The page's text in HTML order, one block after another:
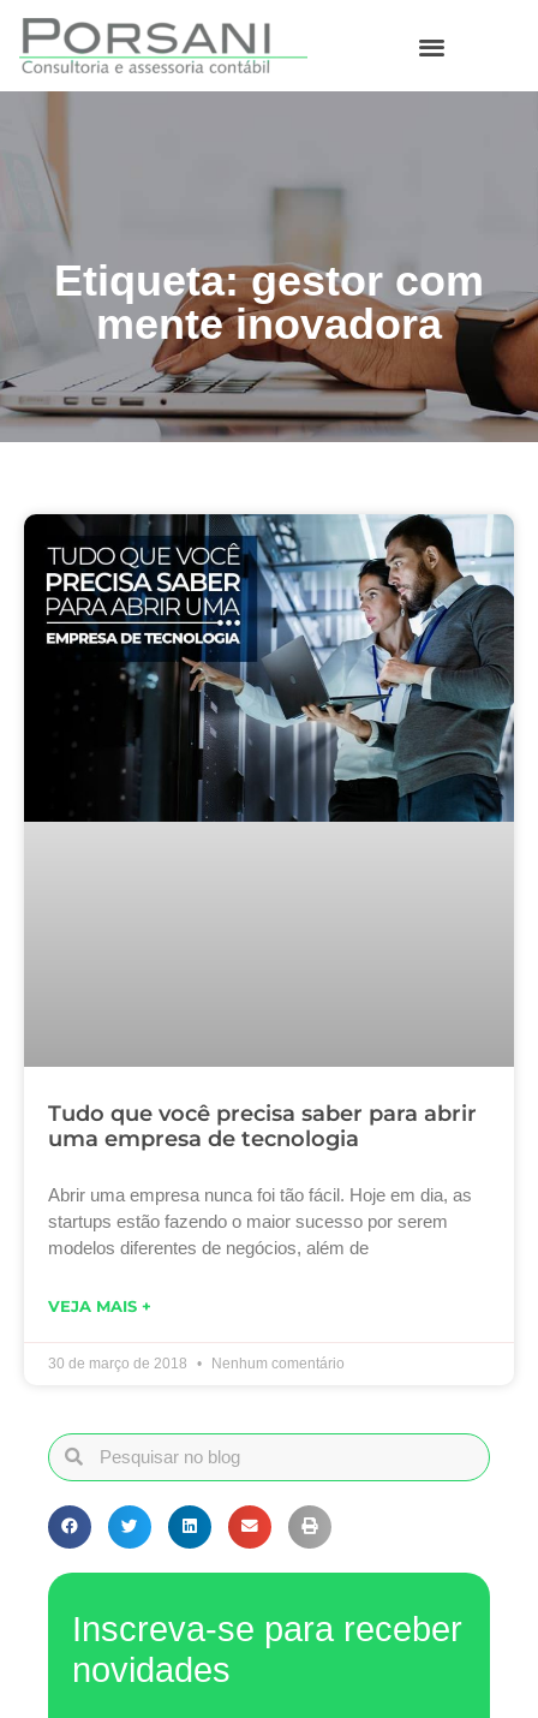
Etiqueta: gestor com
mente inovadora
Tudo que você precisa saber para abrir
uma empresa de tecnologia
Abrir uma empresa nunca foi tão fácil. Hoje em dia, as
startups estão fazendo o maior sucesso por serem
modelos diferentes de negócios, além de
VEJA MAIS +
30 de março de 2018 Nenhum comentário
Inscreva-se para receber
novidades